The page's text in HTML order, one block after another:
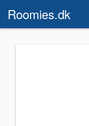
Roomies.dk